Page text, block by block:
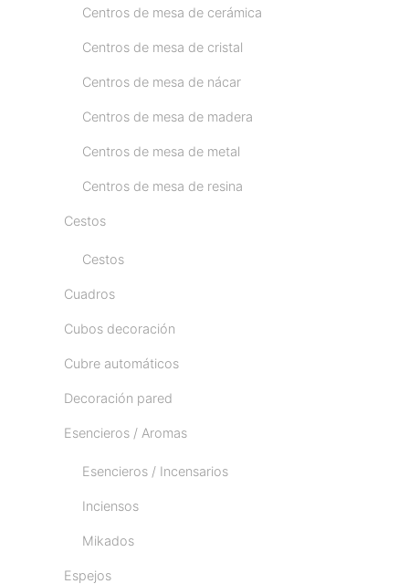
Centros de mesa de cerámica
Centros de mesa de cristal
Centros de mesa de nácar
Centros de mesa de madera
Centros de mesa de metal
Centros de mesa de resina
Cestos
Cestos
Cuadros
Cubos decoración
Cubre automáticos
Decoración pared
Esencieros / Aromas
Esencieros / Incensarios
Inciensos
Mikados
Espejos